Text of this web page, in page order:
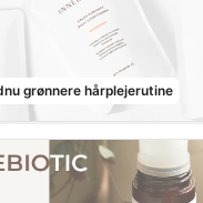
grønnere hårplejerutine